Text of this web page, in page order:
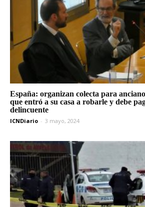
España: organizan colecta para
que entró a su casa a robarle y debe
delincuente
ICNDiario - 3 mayo, 2024